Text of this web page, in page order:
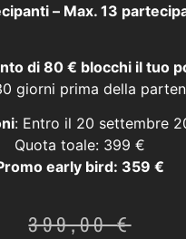
– Max. 13
di 80 € blocchi il tuo
giorni prima della
: Entro il 20 settembre
Quota toale: 399 €
early bird: 359 €
399,00€